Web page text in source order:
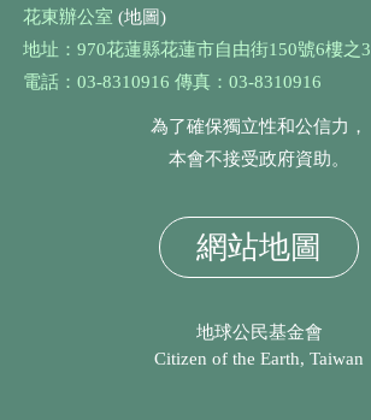
花東辦公室 (地圖)
地址：970花蓮縣花蓮市自由街150號6樓之3
電話：03-8310916 傳真：03-8310916
為了確保獨立性和公信力，
本會不接受政府資助。
網站地圖
地球公民基金會
Citizen of the Earth, Taiwan